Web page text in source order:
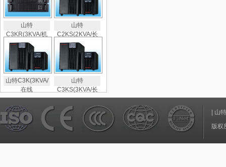
山特
C3KR(3KVA/机
山特
C2KS(2KVA/长
山特C3K(3KVA/
在线
山特
C3KS(3KVA/长
山
版权